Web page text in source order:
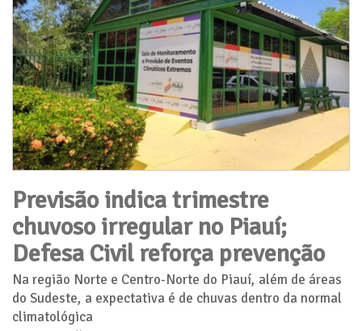
Previsão indica trimestre
chuvoso irregular no Piauí;
Defesa Civil reforça prevenção
Na região Norte e Centro-Norte do Piauí, além de áreas
do Sudeste, a expectativa é de chuvas dentro da normal
climatológica